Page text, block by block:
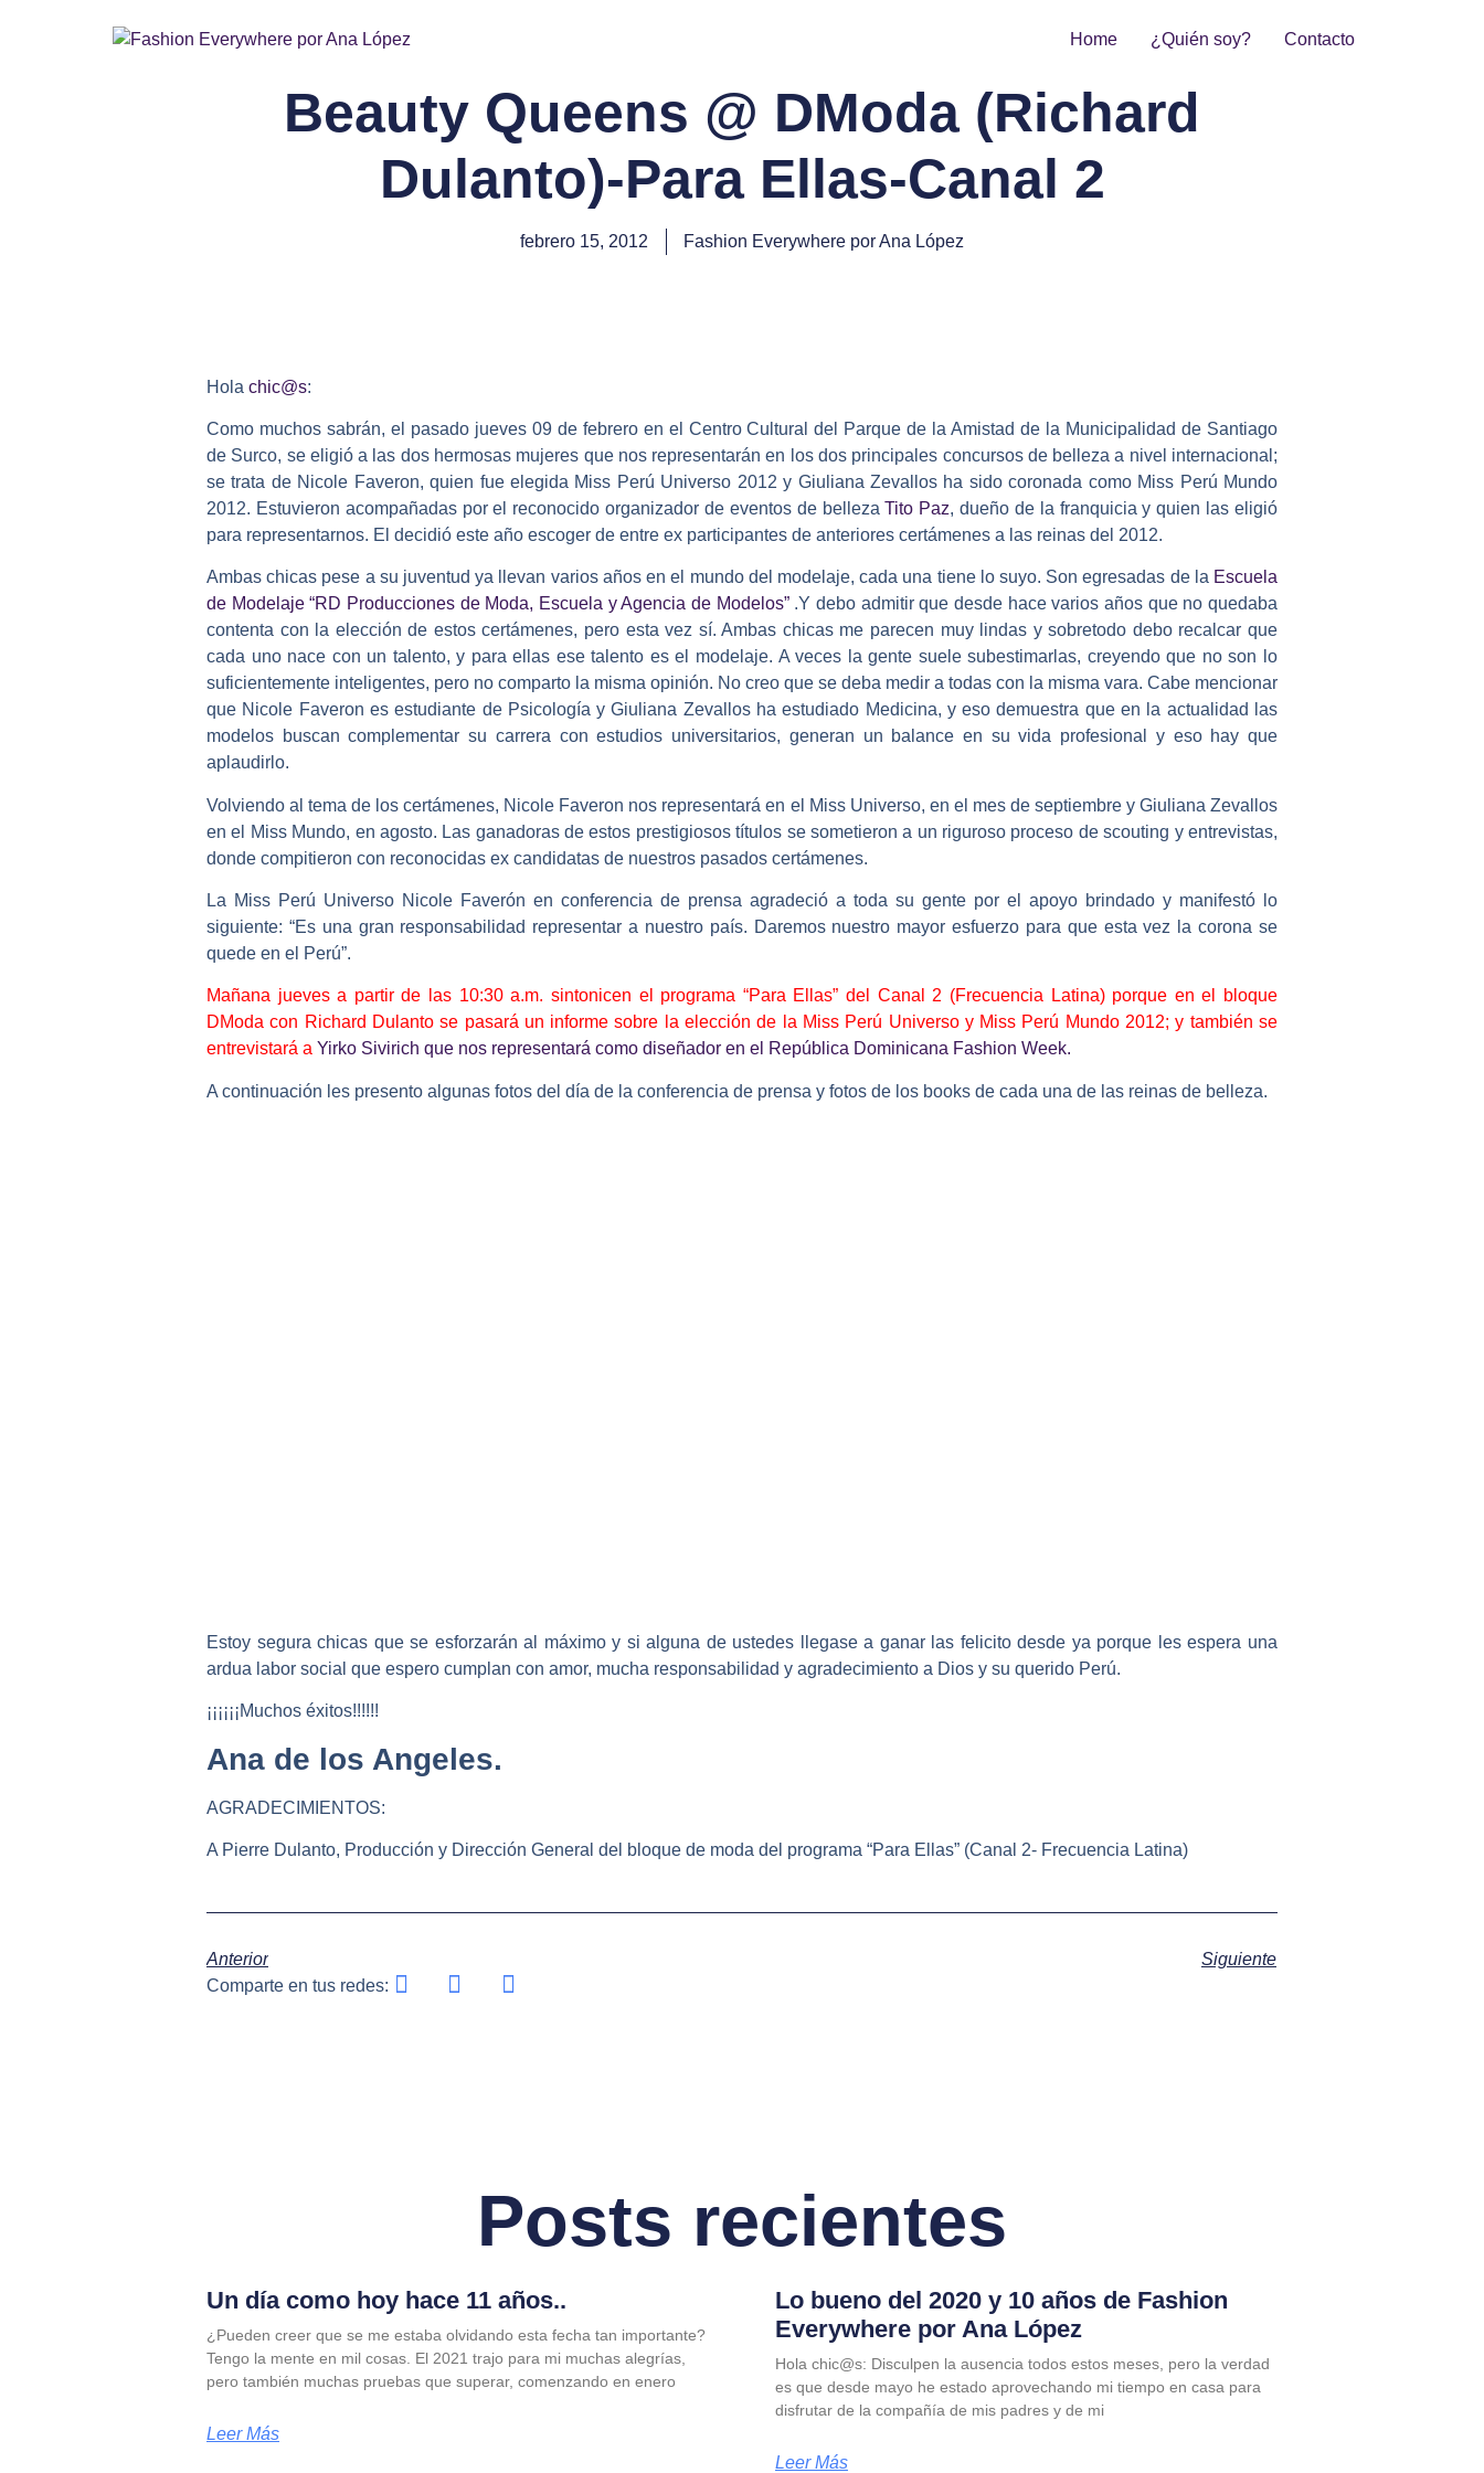
Home ¿Quién soy? Contacto
Beauty Queens @ DModa (Richard
Dulanto)-Para Ellas-Canal 2
febrero 15, 2012 Fashion Everywhere por Ana López
Hola chic@s:
Como muchos sabrán, el pasado jueves 09 de febrero en el Centro Cultural del Parque de la Amistad de la Municipalidad de Santiago
de Surco, se eligió a las dos hermosas mujeres que nos representarán en los dos principales concursos de belleza a nivel internacional;
se trata de Nicole Faveron, quien fue elegida Miss Perú Universo 2012 y Giuliana Zevallos ha sido coronada como Miss Perú Mundo
2012. Estuvieron acompañadas por el reconocido organizador de eventos de bellezaTito Paz, dueño de la franquicia y quien las eligió
para representarnos. El decidió este año escoger de entre ex participantes de anteriores certámenes a las reinas del 2012.
Ambas chicas pese a su juventud ya llevan varios años en el mundo del modelaje, cada una tiene lo suyo. Son egresadas de la Escuela
de Modelaje “RD Producciones de Moda, Escuela y Agencia de Modelos” .Y debo admitir que desde hace varios años que no quedaba
contenta con la elección de estos certámenes, pero esta vez sí. Ambas chicas me parecen muy lindas y sobretodo debo recalcar que
cada uno nace con un talento, y para ellas ese talento es el modelaje. A veces la gente suele subestimarlas, creyendo que no son lo
suficientemente inteligentes, pero no comparto la misma opinión. No creo que se deba medir a todas con la misma vara. Cabe mencionar
que Nicole Faveron es estudiante de Psicología y Giuliana Zevallos ha estudiado Medicina, y eso demuestra que en la actualidad las
modelos buscan complementar su carrera con estudios universitarios, generan un balance en su vida profesional y eso hay que
aplaudirlo.
Volviendo al tema de los certámenes, Nicole Faveron nos representará en el Miss Universo, en el mes de septiembre y Giuliana Zevallos
en el Miss Mundo, en agosto. Las ganadoras de estos prestigiosos títulos se sometieron a un riguroso proceso de scouting y entrevistas,
donde compitieron con reconocidas ex candidatas de nuestros pasados certámenes.
La Miss Perú Universo Nicole Faverón en conferencia de prensa agradeció a toda su gente por el apoyo brindado y manifestó lo
siguiente: “Es una gran responsabilidad representar a nuestro país. Daremos nuestro mayor esfuerzo para que esta vez la corona se
quede en el Perú”.
Mañana jueves a partir de las 10:30 a.m. sintonicen el programa “Para Ellas” del Canal 2 (Frecuencia Latina) porque en el bloque
DModa con Richard Dulanto se pasará un informe sobre la elección de la Miss Perú Universo y Miss Perú Mundo 2012; y también se
entrevistará a Yirko Sivirich que nos representará como diseñador en el República Dominicana Fashion Week.
A continuación les presento algunas fotos del día de la conferencia de prensa y fotos de los books de cada una de las reinas de belleza.
Estoy segura chicas que se esforzarán al máximo y si alguna de ustedes llegase a ganar las felicito desde ya porque les espera una
ardua labor social que espero cumplan con amor, mucha responsabilidad y agradecimiento a Dios y su querido Perú.
¡¡¡¡¡¡Muchos éxitos!!!!!!
Ana de los Angeles.
AGRADECIMIENTOS:
A Pierre Dulanto, Producción y Dirección General del bloque de moda del programa “Para Ellas” (Canal 2- Frecuencia Latina)
Anterior
Siguiente
Comparte en tus redes:
Posts recientes
Un día como hoy hace 11 años..
¿Pueden creer que se me estaba olvidando esta fecha tan importante?
Tengo la mente en mil cosas. El 2021 trajo para mi muchas alegrías,
pero también muchas pruebas que superar, comenzando en enero
Leer Más
Lo bueno del 2020 y 10 años de Fashion
Everywhere por Ana López
Hola chic@s: Disculpen la ausencia todos estos meses, pero la verdad
es que desde mayo he estado aprovechando mi tiempo en casa para
disfrutar de la compañía de mis padres y de mi
Leer Más